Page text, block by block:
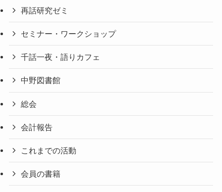
再話研究ゼミ
セミナー・ワークショップ
千話一夜・語りカフェ
中野図書館
総会
会計報告
これまでの活動
会員の書籍